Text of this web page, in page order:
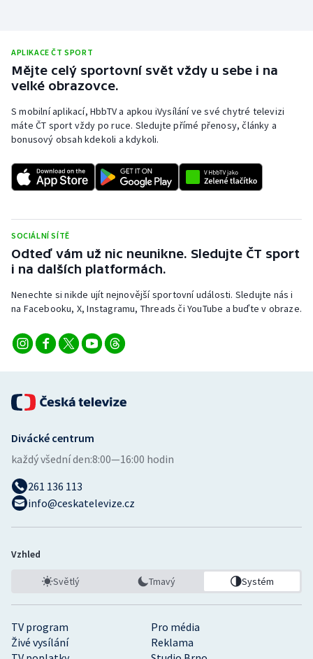
APLIKACE ČT SPORT
Mějte celý sportovní svět vždy u sebe i na
velké obrazovce.
S mobilní aplikací, HbbTV a apkou iVysílání ve své chytré televizi
máte ČT sport vždy po ruce. Sledujte přímé přenosy, články a
bonusový obsah kdekoli a kdykoli.
SOCIÁLNÍ SÍTĚ
Odteď vám už nic neunikne. Sledujte ČT sport
i na dalších platformách.
Nenechte si nikde ujít nejnovější sportovní události. Sledujte nás i
na Facebooku, X, Instagramu, Threads či YouTube a buďte v obraze.
TV program
Pro média
Živé vysílání
Reklama
Divácké centrum
každý všední den:8:00—16:00 hodin
261 136 113
info@ceskatelevize.cz
Vzhled
Světlý Tmavý Systém